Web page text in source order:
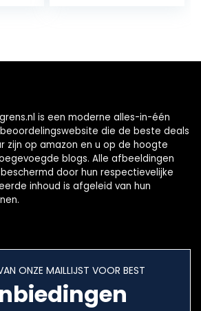
is een moderne alles-in-één
die de beste deals
zijn op amazon en u op de hoogte
blogs. Alle afbeeldingen
door hun respectievelijke
inhoud is afgeleid van hun
ONZE MAILLIJST VOOR BEST